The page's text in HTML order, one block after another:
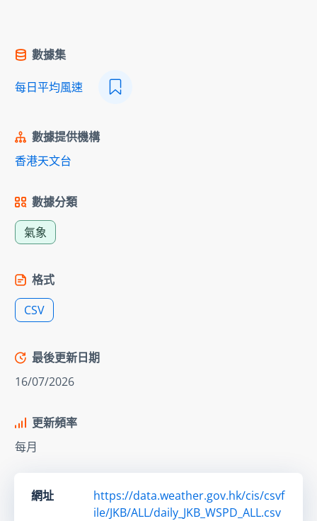
數據集
每日平均風速
數據提供機構
香港天文台
數據分類
氣象
格式
CSV
最後更新日期
16/07/2026
更新頻率
每月
網址
https://data.weather.gov.hk/cis/csvf
ile/JKB/ALL/daily_JKB_WSPD_ALL.csv